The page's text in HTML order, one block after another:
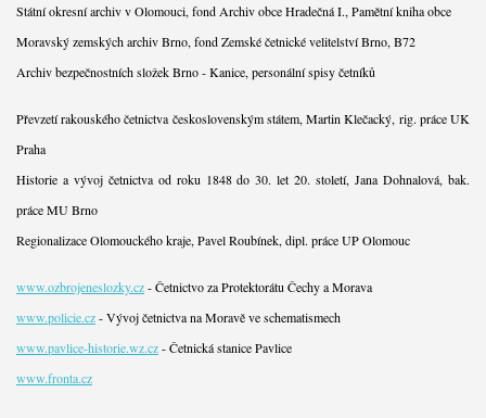
Státní okresní archiv v Olomouci, fond Archiv obce Hradečná I., Pamětní kniha obce
Moravský zemských archiv Brno, fond Zemské četnické velitelství Brno, B72
Archiv bezpečnostních složek Brno - Kanice, personální spisy četníků
Převzetí rakouského četnictva československým státem, Martin Klečacký, rig. práce UK
Praha
Historie a vývoj četnictva od roku 1848 do 30. let 20. století, Jana Dohnalová, bak.
práce MU Brno
Regionalizace Olomouckého kraje, Pavel Roubínek, dipl. práce UP Olomouc
www.ozbrojeneslozky.cz- Četnictvo za Protektorátu Čechy a Morava
www.policie.cz- Vývoj četnictva na Moravě ve schematismech
www.pavlice-historie.wz.cz- Četnická stanice Pavlice
www.fronta.cz